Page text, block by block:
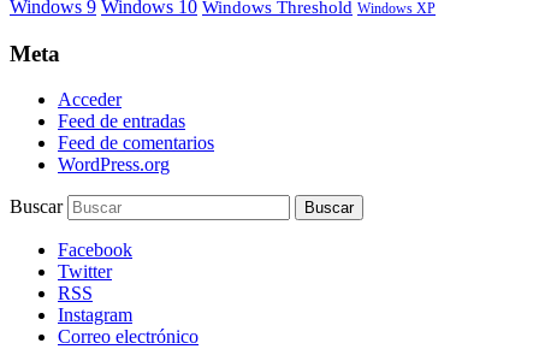
Windows 9 Windows 10 Windows Threshold Windows XP
Meta
Acceder
Feed de entradas
Feed de comentarios
WordPress.org
Buscar
Facebook
Twitter
RSS
Instagram
Correo electrónico